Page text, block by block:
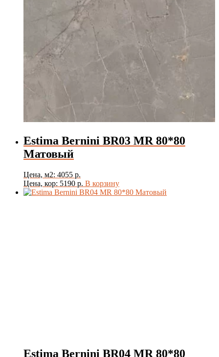
Estima Bernini BR03 MR 80*80
Матовый
Цена, м2: 4055 р.
Цена, кор: 5190 р. В корзину
Estima Bernini BR04 MR 80*80